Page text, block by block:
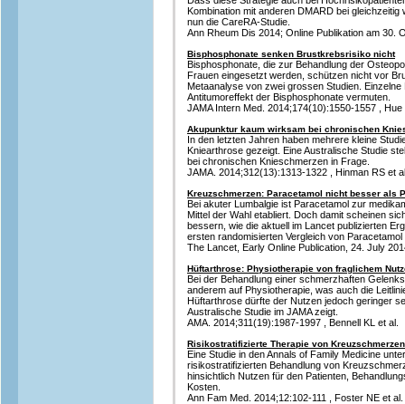
Kombination mit anderen DMARD bei
nun die CareRA-Studie.
Ann Rheum Dis 2014; Online Publikation am 30.
Bisphosphonate senken Brustkrebsrisiko nicht
Bisphosphonate, die zur Behandlung der
Frauen eingesetzt werden, schützen nicht vor
Metaanalyse von zwei grossen Studien.
Antitumoreffekt der Bisphosphonate vermuten.
JAMA Intern Med. 2014;174(10):1550-1557 , Hue
Akupunktur kaum wirksam bei chronischen
In den letzten Jahren haben mehrere kleine
Kniearthrose gezeigt. Eine Australische Studie
bei chronischen Knieschmerzen in Frage.
JAMA. 2014;312(13):1313-1322 , Hinman RS et
Kreuzschmerzen: Paracetamol nicht besser als
Bei akuter Lumbalgie ist Paracetamol zur
Mittel der Wahl etabliert. Doch damit scheinen
bessern, wie die aktuell im Lancet publizierten
ersten randomisierten Vergleich von
The Lancet, Early Online Publication, 24. July
Hüftarthrose: Physiotherapie von fraglichem
Bei der Behandlung einer schmerzhaften
anderem auf Physiotherapie, was auch die
Hüftarthrose dürfte der Nutzen jedoch geringer
Australische Studie im JAMA zeigt.
AMA. 2014;311(19):1987-1997 , Bennell KL et al.
Risikostratifizierte Therapie von
Eine Studie in den Annals of Family Medicine
risikostratifizierten Behandlung von
hinsichtlich Nutzen für den Patienten,
Kosten.
Ann Fam Med. 2014;12:102-111 , Foster NE et al.